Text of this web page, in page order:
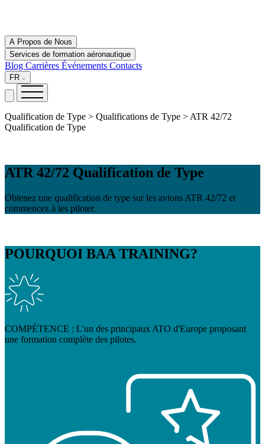
A Propos de Nous
Services de formation aéronautique
Blog Carrières Événements Contacts
FR
Qualification de Type > Qualifications de Type > ATR 42/72
Qualification de Type
ATR 42/72 Qualification de Type
Obtenez une qualification de type sur les avions ATR 42/72 et
commencez à les piloter.
POURQUOI BAA TRAINING?
COMPÉTENCE : L'un des principaux ATO d'Europe proposant
une formation complète des pilotes.